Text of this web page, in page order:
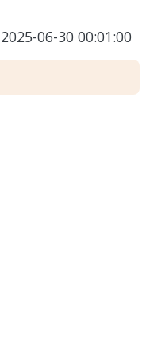
2025-06-30 00:01:00